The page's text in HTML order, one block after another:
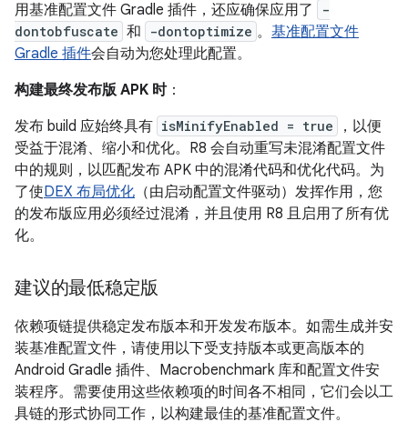
用基准配置文件 Gradle 插件，还应确保应用了
-
dontobfuscate 和 -dontoptimize 。 基准配置文件
Gradle 插件会自动为您处理此配置。
构建最终发布版 APK 时：
发布 build 应始终具有 isMinifyEnabled = true
，以便
受益于混淆、缩小和优化。R8 会自动重写未混淆配置文件
中的规则，以匹配发布 APK 中的混淆代码和优化代码。为
了使DEX 布局优化 （由启动配置文件驱动）发挥作用，您
的发布版应用必须经过混淆，并且使用 R8 且启用了所有优
化。
建议的最低稳定版
依赖项链提供稳定发布版本和开发发布版本。如需生成并安
装基准配置文件，请使用以下受支持版本或更高版本的
Android Gradle 插件、Macrobenchmark 库和配置文件安
装程序。需要使用这些依赖项的时间各不相同，它们会以工
具链的形式协同工作，以构建最佳的基准配置文件。